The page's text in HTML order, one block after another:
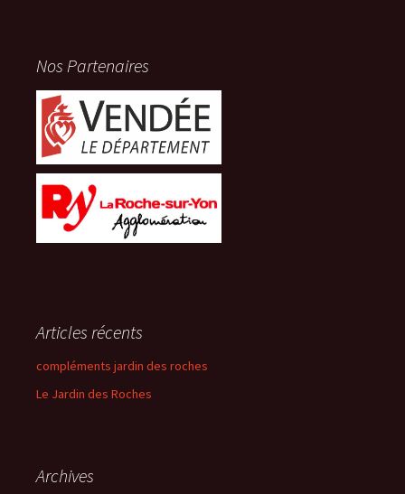
Nos Partenaires
Articles récents
compléments jardin des roches
Le Jardin des Roches
Archives